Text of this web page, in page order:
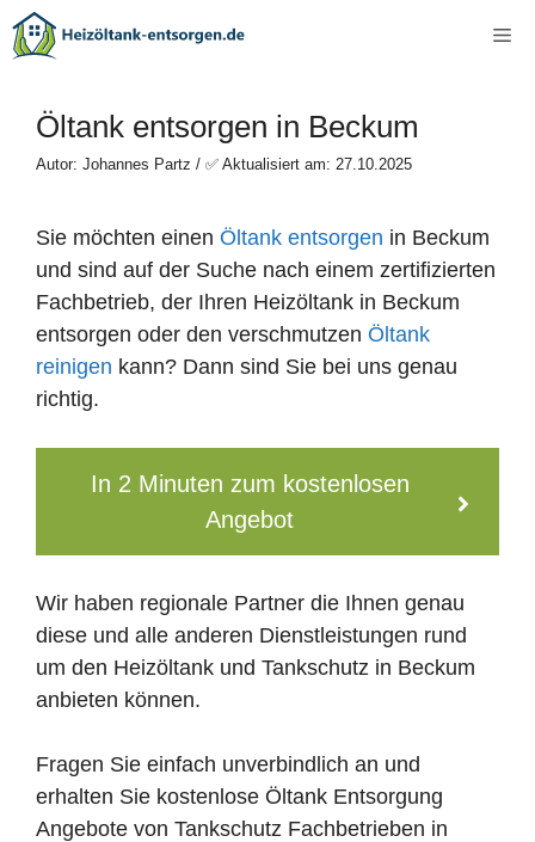
Zum
Inhalt
Öltank entsorgen in Beckum
Autor: Johannes Partz / ✅ Aktualisiert am: 27.10.2025
Sie möchten einen Öltank entsorgen in Beckum
und sind auf der Suche nach einem zertifizierten
Fachbetrieb, der Ihren Heizöltank in Beckum
entsorgen oder den verschmutzen Öltank
reinigen kann? Dann sind Sie bei uns genau
richtig.
In 2 Minuten zum kostenlosen
Angebot
Wir haben regionale Partner die Ihnen genau
diese und alle anderen Dienstleistungen rund
um den Heizöltank und Tankschutz in Beckum
anbieten können.
Fragen Sie einfach unverbindlich an und
erhalten Sie kostenlose Öltank Entsorgung
Angebote von Tankschutz Fachbetrieben in